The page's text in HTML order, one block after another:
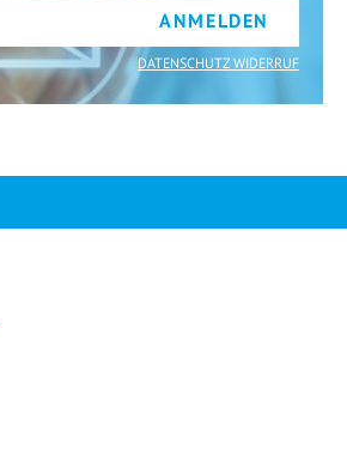
ANMELDEN
DATENSCHUTZ WIDERRUF